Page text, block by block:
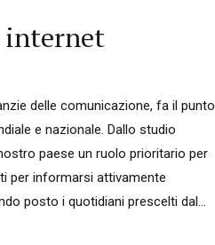
internet
delle comunicazione, fa il punto
e nazionale. Dallo studio
paese un ruolo prioritario per
per informarsi attivamente
posto i quotidiani prescelti dal...